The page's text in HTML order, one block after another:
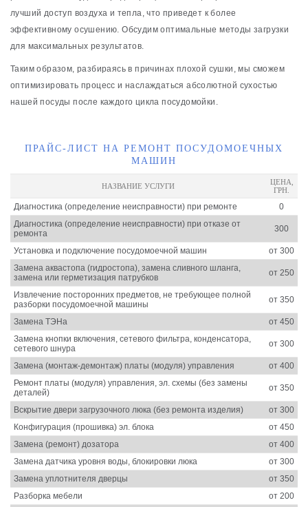
лучший доступ воздуха и тепла, что приведет к более
эффективному осушению. Обсудим оптимальные методы загрузки
для максимальных результатов.
Таким образом, разбираясь в причинах плохой сушки, мы сможем
оптимизировать процесс и наслаждаться абсолютной сухостью
нашей посуды после каждого цикла посудомойки.
ПРАЙС-ЛИСТ НА РЕМОНТ ПОСУДОМОЕЧНЫХ
МАШИН
НАЗВАНИЕ УСЛУГИ
ЦЕНА,
ГРН.
Диагностика (определение неисправности) при ремонте
0
Диагностика (определение неисправности) при отказе от
ремонта
300
Установка и подключение посудомоечной машин
от 300
Замена аквастопа (гидростопа), замена сливного шланга,
замена или герметизация патрубков
от 250
Извлечение посторонних предметов, не требующее полной
разборки посудомоечной машины
от 350
Замена ТЭНа
от 450
Замена кнопки включения, сетевого фильтра, конденсатора,
сетевого шнура
от 300
Замена (монтаж-демонтаж) платы (модуля) управления
от 400
Ремонт платы (модуля) управления, эл. схемы (без замены
деталей)
от 350
Вскрытие двери загрузочного люка (без ремонта изделия)
от 300
Конфигурация (прошивка) эл. блока
от 450
Замена (ремонт) дозатора
от 400
Замена датчика уровня воды, блокировки люка
от 300
Замена уплотнителя дверцы
от 350
Разборка мебели
от 200